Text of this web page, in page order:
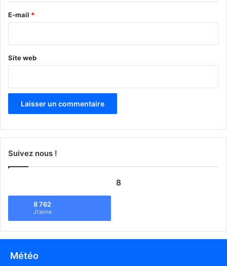
e
E-mail *
Site web
Suivez nous !
8
8 762
J\'aime
Météo